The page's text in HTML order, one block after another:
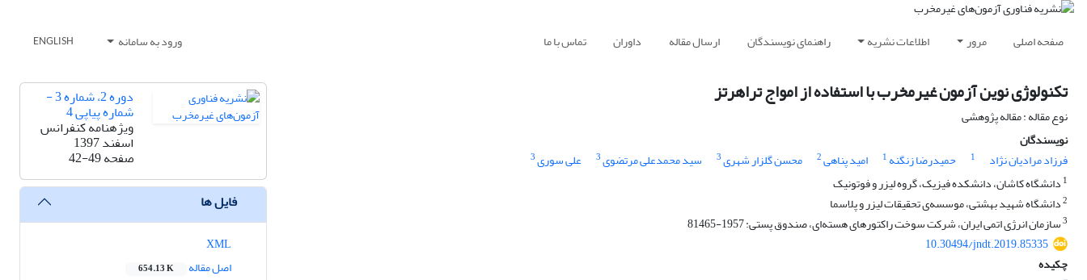
صفحه اصلی مرور اطلاعات نشریه راهنمای نویسندگان ارسال مقاله داوران تماس با ما ورود به سامانه ENGLISH
تکنولوژی نوین آزمون غیرمخرب با استفاده از امواج تراهرتز
نوع مقاله : مقاله پژوهشی
نویسندگان
فرزاد مرادیان نژاد
1 حمیدرضا زنگنه 1 امید پناهی2 محسن گلزار شهری3 سید محمدعلی مرتضوی3 علی سوری3
1 دانشگاه کاشان، دانشکده فیزیک، گروه لیزر و فوتونیک
2دانشگاه شهید بهشتی، موسسه‌ی تحقیقات لیزر و پلاسما
3سازمان انرژی اتمی ایران، شرکت سوخت راکتورهای هسته‌ای، صندوق پستی: 1957-81465
10.30494/jndt.2019.85335
چکیده
دوره 2، شماره 3 -
شماره پیاپی 4
ویژه‎نامه کنفرانس
اسفند 1397
صفحه42-49
فایل ها
اصل مقاله
654.13 K